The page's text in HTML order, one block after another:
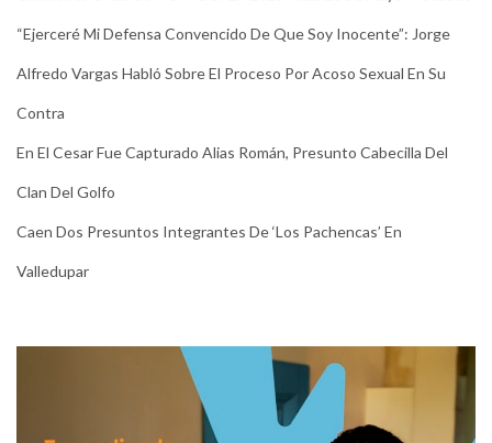
“Ejerceré Mi Defensa Convencido De Que Soy Inocente”: Jorge
Alfredo Vargas Habló Sobre El Proceso Por Acoso Sexual En Su
Contra
En El Cesar Fue Capturado Alias Román, Presunto Cabecilla Del
Clan Del Golfo
Caen Dos Presuntos Integrantes De ‘Los Pachencas’ En
Valledupar